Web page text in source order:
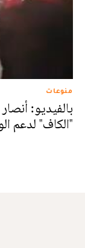
منوعات
بالفيديو:
"الكاف" لدعم